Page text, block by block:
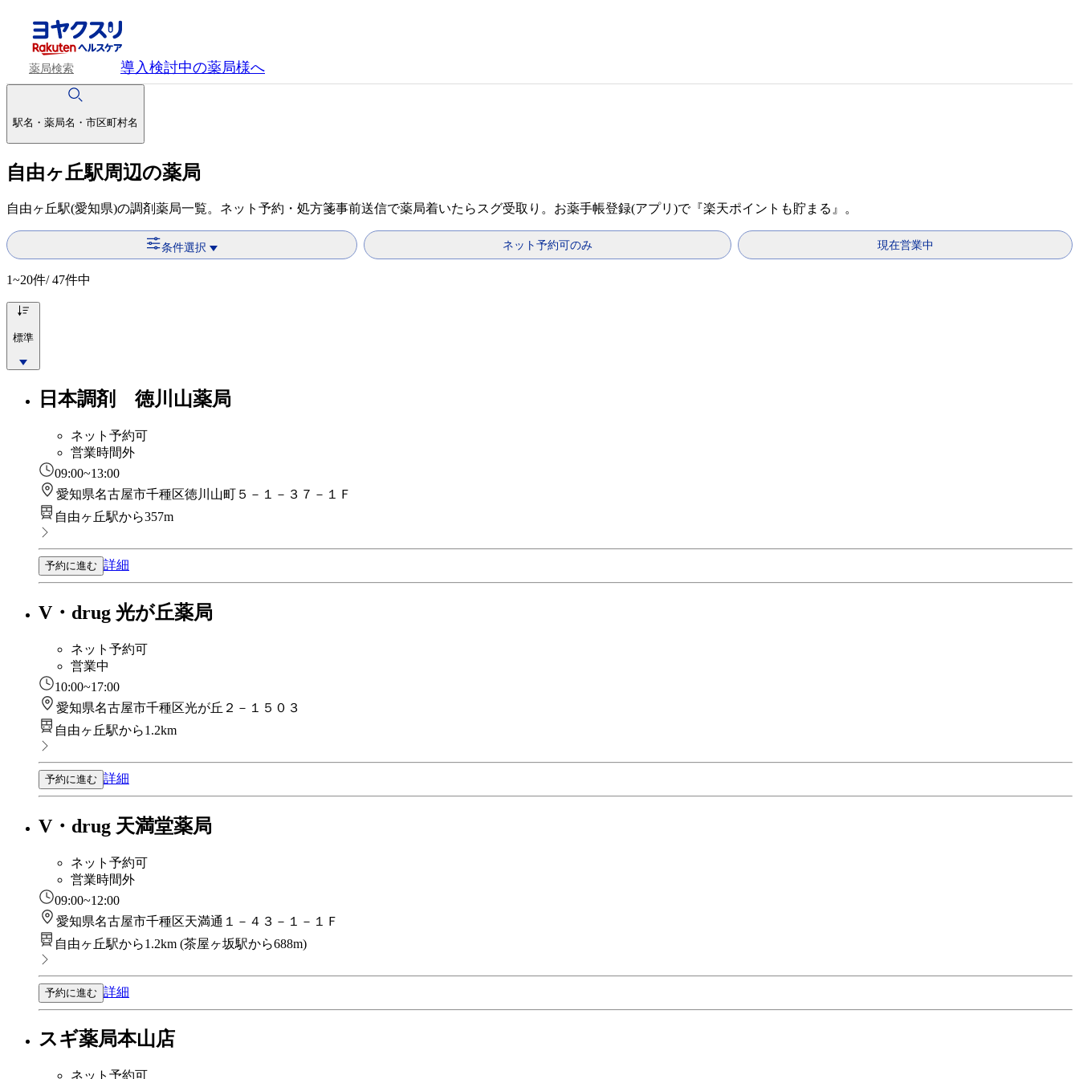
薬局検索 導入検討中の薬局様へ
駅名・薬局名・市区町村名
自由ヶ丘駅周辺の薬局
自由ヶ丘駅(愛知県)の調剤薬局一覧。ネット予約・処方箋事前送信で薬局着いたらスグ受取り。お薬手帳登録(アプリ)で『楽天ポイントも貯まる』。
条件選択 ネット予約可のみ 現在営業中
1~20件/ 47件中
標準
日本調剤 徳川山薬局
ネット予約可
営業時間外
09:00~13:00
愛知県名古屋市千種区徳川山町５－１－３７－１Ｆ
自由ヶ丘駅から357m
予約に進む 詳細
V・drug 光が丘薬局
ネット予約可
営業中
10:00~17:00
愛知県名古屋市千種区光が丘２－１５０３
自由ヶ丘駅から1.2km
予約に進む 詳細
V・drug 天満堂薬局
ネット予約可
営業時間外
09:00~12:00
愛知県名古屋市千種区天満通１－４３－１－１Ｆ
自由ヶ丘駅から1.2km (茶屋ヶ坂駅から688m)
予約に進む 詳細
スギ薬局本山店
ネット予約可